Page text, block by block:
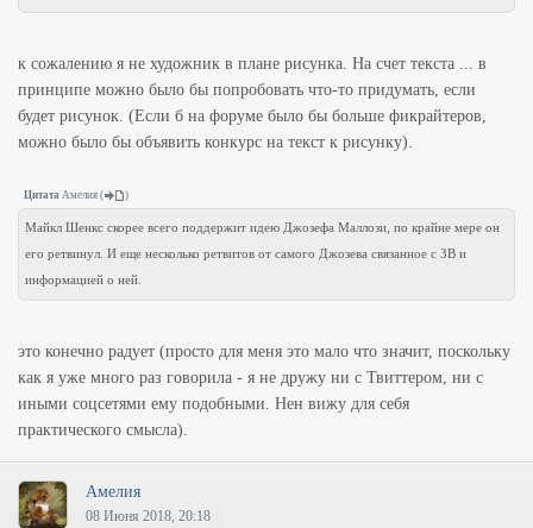
к сожалению я не художник в плане рисунка. На счет текста ... в
принципе можно было бы попробовать что-то придумать, если
будет рисунок. (Если б на форуме было бы больше фикрайтеров,
можно было бы объявить конкурс на текст к рисунку).
Цитата Амелия ( )
Майкл Шенкс скорее всего поддержит идею Джозефа Маллози, по крайне мере он
его ретвинул. И еще несколько ретвитов от самого Джозева связанное с ЗВ и
информацией о ней.
это конечно радует (просто для меня это мало что значит, поскольку
как я уже много раз говорила - я не дружу ни с Твиттером, ни с
иными соцсетями ему подобными. Нен вижу для себя
практического смысла).
Амелия
08 Июня 2018, 20:18